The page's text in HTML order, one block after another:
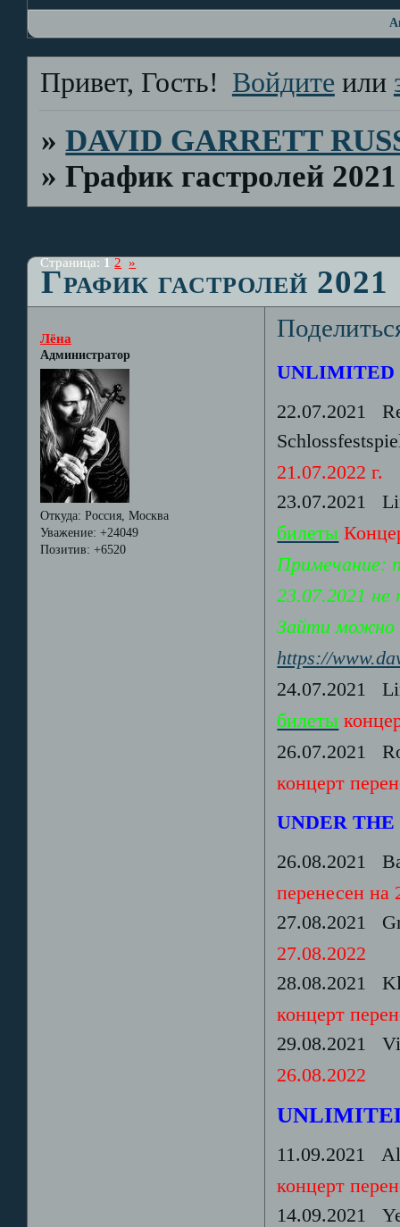
Привет, Гость! Войдите или
»DAVID GARRETT
»График гастролей 2021
График гастролей 2021
Страница:1 2 »
Лёна
Администратор
Откуда: Россия, Москва
Уважение: +24049
Позитив: +6520
UNLIMITED
22.07.2021
21.07.2022 г.
23.07.2021
билеты
Примечание:
23.07.2021 не
Зайти можно
https://
24.07.2021
билеты
26.07.2021
концерт
UNDER THE
26.08.2021
перенесен на
27.08.2021
27.08.2022
28.08.2021
концерт
29.08.2021
26.08.2022
11.09.2021
концерт
14.09.2021